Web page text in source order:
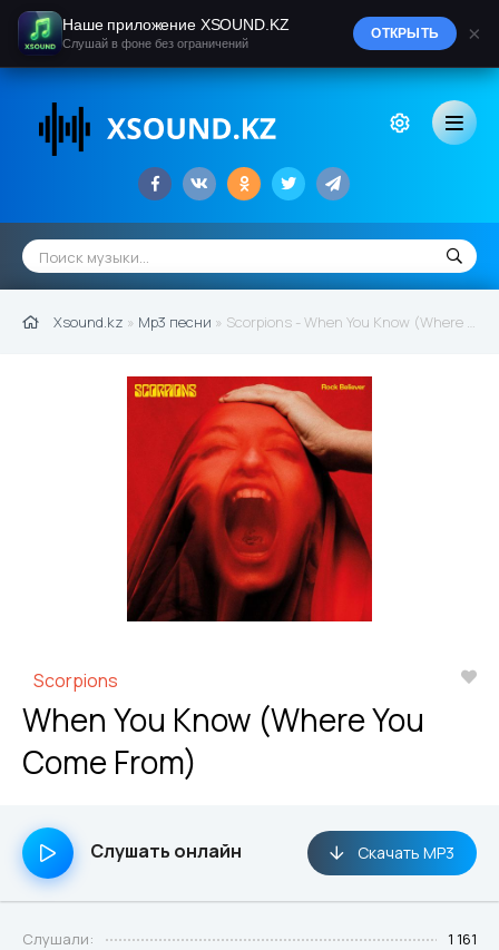
Xsound.kz » Mp3 песни » Scorpions - When You Know (Where You Come From) (2022)
Scorpions
When You Know (Where You
Come From)
Слушать онлайн Скачать MP3
Слушали:
1 161
Наше приложение XSOUND.KZ
Слушай в фоне без ограничений
ОТКРЫТЬ ×